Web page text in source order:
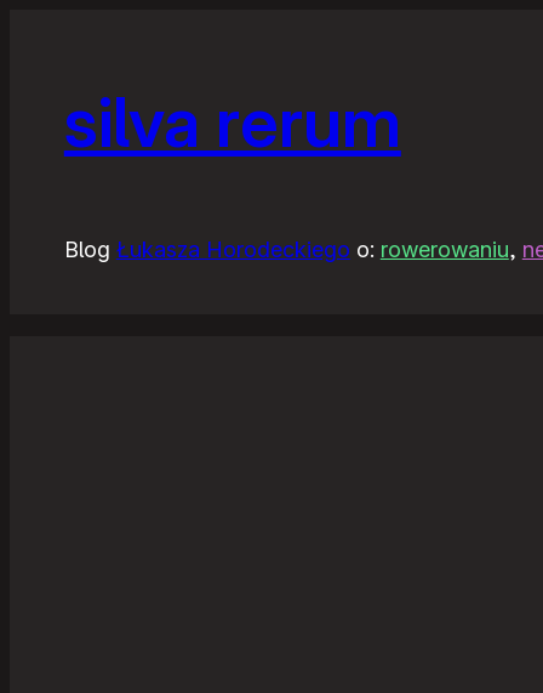
silva rerum
Blog Łukasza Horodeckiego o: rowerowaniu,